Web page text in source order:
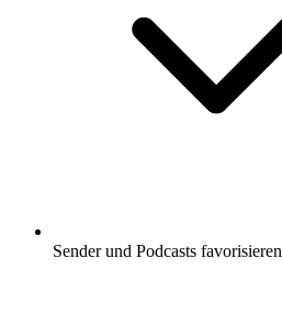
Sender und Podcasts favorisieren